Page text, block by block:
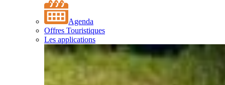
Agenda
Offres Touristiques
Les applications